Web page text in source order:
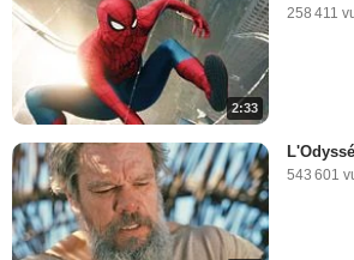
2:33
258 411
543 601